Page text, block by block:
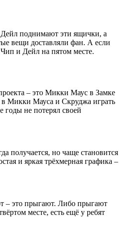
поднимают эти ящички, а
вещи доставляли фан. А если
и Дейл на пятом месте.
– это Микки Маус в Замке
в Микки Мауса и Скруджа играть
годы не потерял своей
получается, но чаще становится
и яркая трёхмерная графика –
– это прыгают. Либо прыгают
месте, есть ещё у ребят